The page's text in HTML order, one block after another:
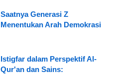
Saatnya Generasi Z
Menentukan Arah Demokrasi
Istigfar dalam Perspektif Al-
Qur'an dan Sains: